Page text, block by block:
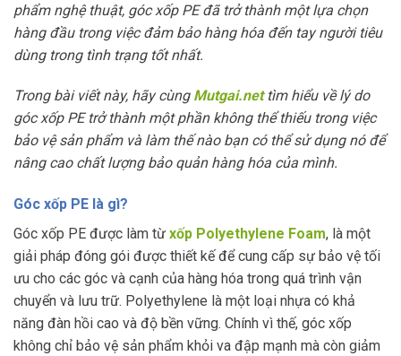
phẩm nghệ thuật, góc xốp PE đã trở thành một lựa chọn
hàng đầu trong việc đảm bảo hàng hóa đến tay người tiêu
dùng trong tình trạng tốt nhất.
Trong bài viết này, hãy cùng Mutgai.net tìm hiểu về lý do
góc xốp PE trở thành một phần không thể thiếu trong việc
bảo vệ sản phẩm và làm thế nào bạn có thể sử dụng nó để
nâng cao chất lượng bảo quản hàng hóa của mình.
Góc xốp PE là gì?
Góc xốp PE được làm từ xốp Polyethylene Foam, là một
giải pháp đóng gói được thiết kế để cung cấp sự bảo vệ tối
ưu cho các góc và cạnh của hàng hóa trong quá trình vận
chuyển và lưu trữ. Polyethylene là một loại nhựa có khả
năng đàn hồi cao và độ bền vững. Chính vì thế, góc xốp
không chỉ bảo vệ sản phẩm khỏi va đập mạnh mà còn giảm